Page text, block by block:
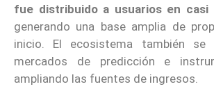
fue distribuido a usuarios en casi
generando una base amplia de
inicio. El ecosistema también se
mercados de predicción e
ampliando las fuentes de ingresos.